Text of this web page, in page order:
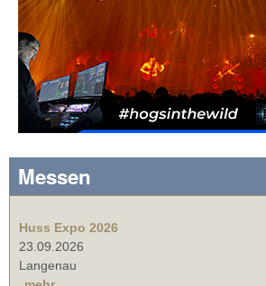
Messen
Huss Expo 2026
23.09.2026
Langenau